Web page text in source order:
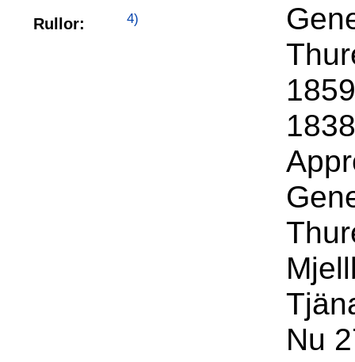
Rullor: 4)
Nu